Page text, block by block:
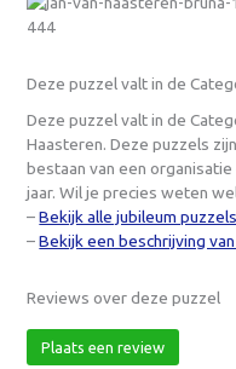
Deze puzzel valt in de
Deze puzzel valt in de
Haasteren. Deze puzzels
bestaan van een
jaar. Wil je precies weten
–Bekijk alle jubileum
–Bekijk een beschrijving
Reviews over deze puzzel
Plaats een review